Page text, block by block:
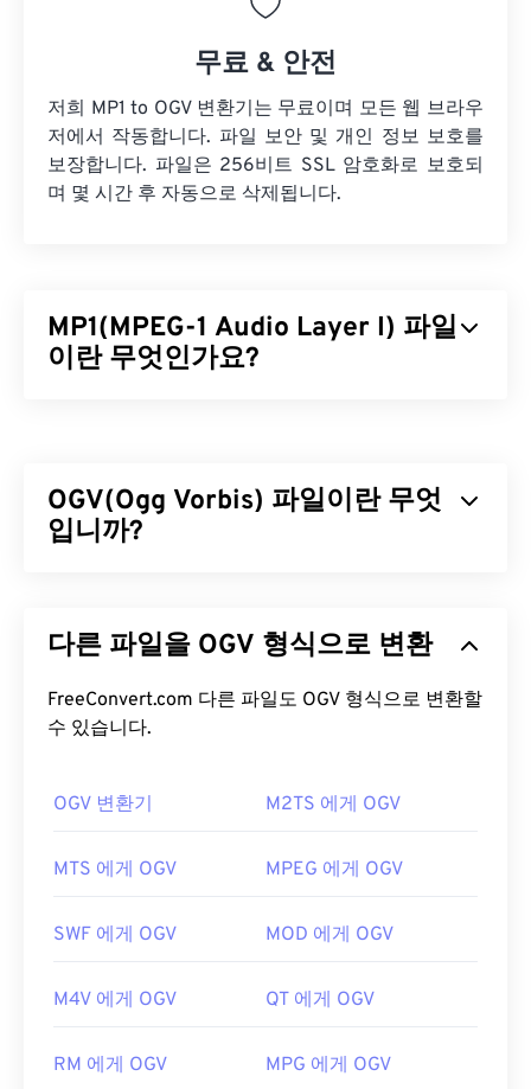
무료 & 안전
저희 MP1 to OGV 변환기는 무료이며 모든 웹 브라우
저에서 작동합니다. 파일 보안 및 개인 정보 보호를
보장합니다. 파일은 256비트 SSL 암호화로 보호되
며 몇 시간 후 자동으로 삭제됩니다.
MP1(MPEG-1 Audio Layer I) 파일
이란 무엇인가요?
은디지털 컴팩트 카세트(CD)형식의 일부였습니다.
MP1이었던 거의 모든 파일은 새로운
MP1은 거의 사용되지 않으므로
니다.
로는 Windows Media Player,Awave Studio
개발자: ISO/IEC
동영상 전문가 그룹
https://en.wikipedia.org/wiki/MPEG-1_Audio_Lay
OGV(Ogg Vorbis) 파일이란 무엇
입니까?
단체인 Xiph.Org 재단이 특허 코덱과 경쟁하기 위해
오디오, 비디오, 텍스트(자막) 및 메타데이터를시분
할 다중화(TDM) 방식으로 전송할
좋습니다. Microsoft Windows OS의Winamp
OS X의 Elmedia
도 좋은 선택입니다.
OGV는Windows Media Player및DirectShow
반이 아닌 경우에는 필터가 필요하지 않습니다.
다른 파일을 OGV 형식으로 변환
FreeConvert.com 다른 파일도 OGV 형식으로 변환할
수 있습니다.
OGV 변환기 M2TS 에게 OGV
MTS 에게 OGV MPEG 에게 OGV
SWF 에게 OGV MOD 에게 OGV
M4V 에게 OGV QT 에게 OGV
RM 에게 OGV MPG 에게 OGV